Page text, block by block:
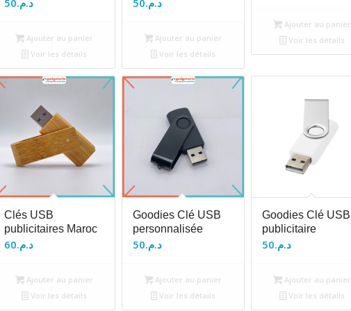
د.م.50
Ajouter au panier
Voir les détails
د.م.50
Ajouter au panier
Voir les détails
Ajouter au panier
Voir les détails
Clés USB
publicitaires Maroc
د.م.60
Ajouter au panier
Voir les détails
Goodies Clé USB
personnalisée
د.م.50
Ajouter au panier
Voir les détails
Goodies Clé USB
publicitaire
د.م.50
Ajouter au panier
Voir les détails